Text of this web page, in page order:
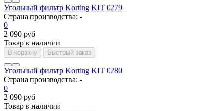
Угольный фильтр Korting KIT 0279
Страна производства: -
0
2 090 руб
Товар в наличии
В корзину Быстрый заказ
Угольный фильтр Korting KIT 0280
Страна производства: -
0
2 090 руб
Товар в наличии